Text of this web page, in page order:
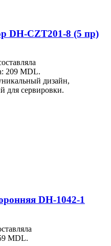
DH-CZT201-8 (5 пр)
209 MDL.
дизайн,
для сервировки.
DH-1042-1
MDL.